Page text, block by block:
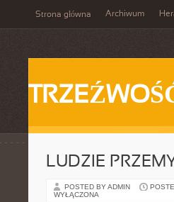
Strona główna Archiwum
LUDZIE
POSTED BY ADMIN
WYŁĄCZONA